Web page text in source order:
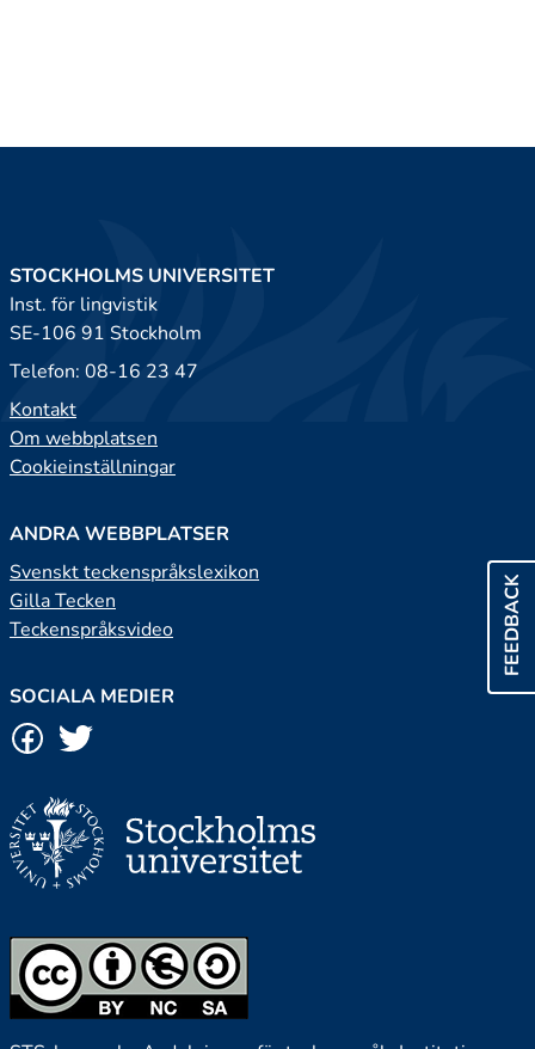
FEEDBACK
STOCKHOLMS UNIVERSITET
Inst. för lingvistik
SE-106 91 Stockholm
Telefon: 08-16 23 47
Kontakt
Om webbplatsen
Cookieinställningar
ANDRA WEBBPLATSER
Svenskt teckenspråkslexikon
Gilla Tecken
Teckenspråksvideo
SOCIALA MEDIER